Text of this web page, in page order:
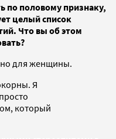
по половому признаку,
целый список
Что вы об этом
для женщины.
Я
который